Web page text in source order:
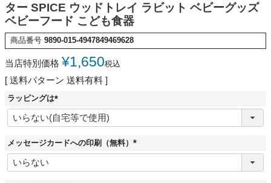
ター SPICE ウッドトレイ ラビット ベビーグッズ
ベビーフード こども食器
商品番号 9890-015-4947849469628
当店特別価格 ¥1,650税込
送料パターン 送料有料
ラッピングは
(
必
須
メッセージカードへの印刷（無料）
(
須